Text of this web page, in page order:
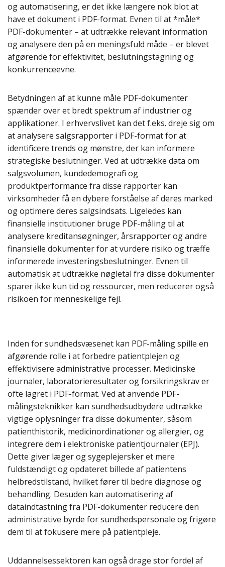
og automatisering, er det ikke længere nok blot at
have et dokument i PDF-format. Evnen til at *måle*
PDF-dokumenter – at udtrække relevant information
og analysere den på en meningsfuld måde – er blevet
afgørende for effektivitet, beslutningstagning og
konkurrenceevne.
Betydningen af at kunne måle PDF-dokumenter
spænder over et bredt spektrum af industrier og
applikationer. I erhvervslivet kan det f.eks. dreje sig om
at analysere salgsrapporter i PDF-format for at
identificere trends og mønstre, der kan informere
strategiske beslutninger. Ved at udtrække data om
salgsvolumen, kundedemografi og
produktperformance fra disse rapporter kan
virksomheder få en dybere forståelse af deres marked
og optimere deres salgsindsats. Ligeledes kan
finansielle institutioner bruge PDF-måling til at
analysere kreditansøgninger, årsrapporter og andre
finansielle dokumenter for at vurdere risiko og træffe
informerede investeringsbeslutninger. Evnen til
automatisk at udtrække nøgletal fra disse dokumenter
sparer ikke kun tid og ressourcer, men reducerer også
risikoen for menneskelige fejl.
Inden for sundhedsvæsenet kan PDF-måling spille en
afgørende rolle i at forbedre patientplejen og
effektivisere administrative processer. Medicinske
journaler, laboratorieresultater og forsikringskrav er
ofte lagret i PDF-format. Ved at anvende PDF-
målingsteknikker kan sundhedsudbydere udtrække
vigtige oplysninger fra disse dokumenter, såsom
patienthistorik, medicinordinationer og allergier, og
integrere dem i elektroniske patientjournaler (EPJ).
Dette giver læger og sygeplejersker et mere
fuldstændigt og opdateret billede af patientens
helbredstilstand, hvilket fører til bedre diagnose og
behandling. Desuden kan automatisering af
dataindtastning fra PDF-dokumenter reducere den
administrative byrde for sundhedspersonale og frigøre
dem til at fokusere mere på patientpleje.
Uddannelsessektoren kan også drage stor fordel af